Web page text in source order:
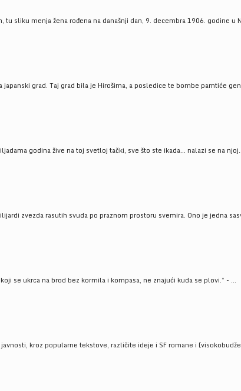
sliku menja žena rođena na današnji dan, 9. decembra 1906. godine u
grad. Taj grad bila je Hirošima, a posledice te bombe pamtiće
godina žive na toj svetloj tački, sve što ste ikada… nalazi se na
zvezda rasutih svuda po praznom prostoru svemira. Ono je jedna
se ukrca na brod bez kormila i kompasa, ne znajući kuda se plovi.” - ...
kroz popularne tekstove, različite ideje i SF romane i